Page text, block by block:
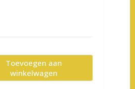
Toevoegen aan
winkelwagen